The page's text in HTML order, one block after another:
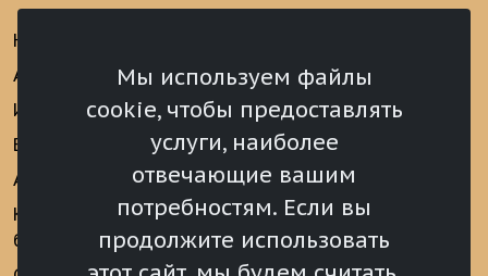
Мы используем файлы
cookie, чтобы предоставлять
услуги, наиболее
отвечающие вашим
потребностям. Если вы
продолжите использовать
Новости
Анонсы
Интервью
Видеоматериалы
Аккредитация
Конкурс «Хрустальный
барс»
аналитические
материалы
Реализация Послания
Президента РФ
Федеральному
Собранию РФ
Местное
самоуправление